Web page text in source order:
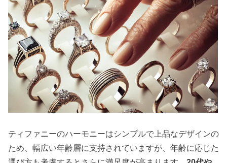
ティファニーのハーモニーはシンプルで上品なデザインの
ため、幅広い年齢層に支持されていますが、年齢に応じた